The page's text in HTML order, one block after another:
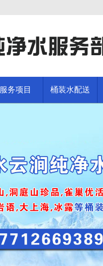
服务项目 桶装水配送